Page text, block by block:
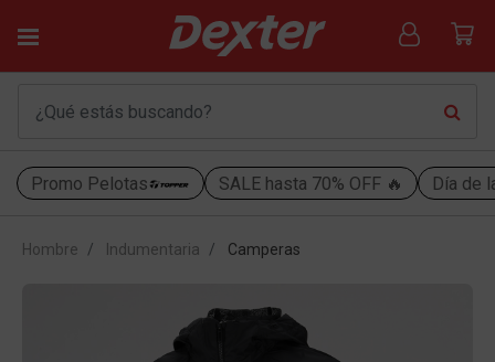
Promo Pelotas SALE hasta 70% OFF 🔥 Día de
Hombre Indumentaria Camperas